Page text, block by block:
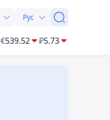
Рус
€539.52 ₽5.73